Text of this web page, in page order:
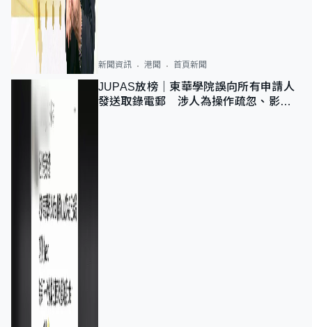
新聞資訊 港聞 首頁新聞
JUPAS放榜｜東華學院誤向所有申請人
發送取錄電郵 涉人為操作疏忽、影響